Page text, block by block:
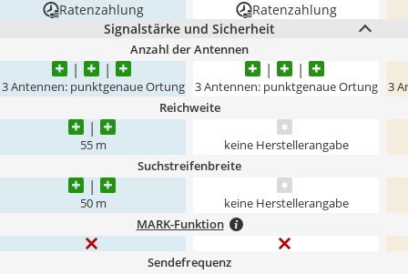
Ratenzahlung
Ratenzahlung
Signalstärke und Sicherheit
Anzahl der Antennen
3 Antennen: punktgenaue Ortung 3 Antennen: punktgenaue Ortung 3
Reichweite
55 m keine Herstellerangabe
Suchstreifenbreite
50 m keine Herstellerangabe
MARK-Funktion
Sendefrequenz